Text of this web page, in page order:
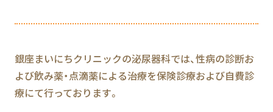
銀座まいにちクリニックの泌尿器科では、性病の診断お
よび飲み薬・点滴薬による治療を保険診療および自費診
療にて行っております。